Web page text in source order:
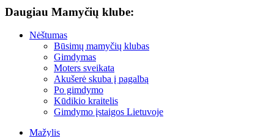
Daugiau Mamyčių klube:
Nėštumas
Būsimų mamyčių klubas
Gimdymas
Moters sveikata
Akušerė skuba į pagalbą
Po gimdymo
Kūdikio kraitelis
Gimdymo įstaigos Lietuvoje
Mažylis